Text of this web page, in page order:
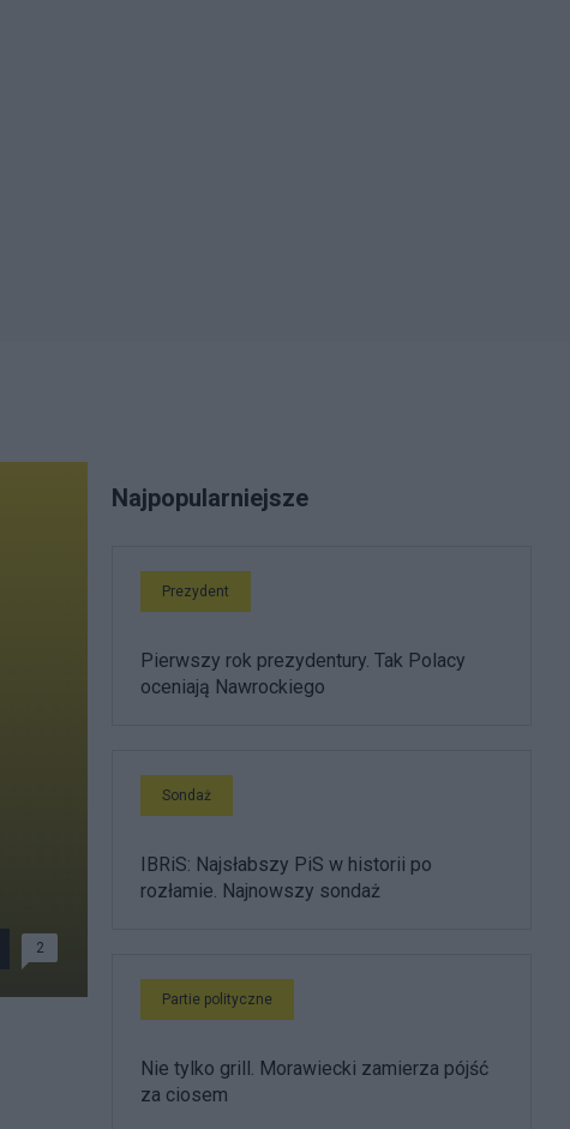
2
Najpopularniejsze
Prezydent
Pierwszy rok prezydentury. Tak Polacy
oceniają Nawrockiego
Sondaż
IBRiS: Najsłabszy PiS w historii po
rozłamie. Najnowszy sondaż
Partie polityczne
Nie tylko grill. Morawiecki zamierza pójść
za ciosem